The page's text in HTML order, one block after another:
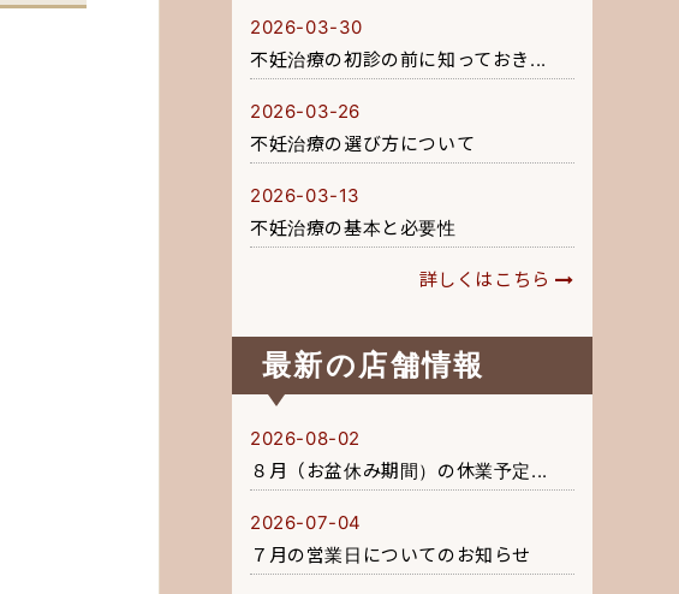
2026-03-30
不妊治療の初診の前に知っておき...
2026-03-26
不妊治療の選び方について
2026-03-13
不妊治療の基本と必要性
詳しくはこちら
最新の店舗情報
2026-08-02
８月（お盆休み期間）の休業予定...
2026-07-04
７月の営業日についてのお知らせ